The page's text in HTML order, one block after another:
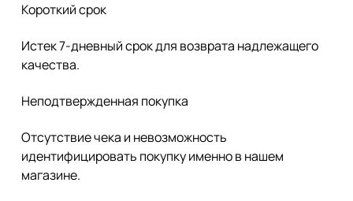
Короткий срок
Истек 7-дневный срок для возврата надлежащего
качества.
Неподтвержденная покупка
Отсутствие чека и невозможность
идентифицировать покупку именно в нашем
магазине.